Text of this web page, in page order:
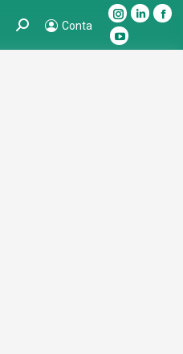
Search: Conta
Instagram
page
Linkedin
YouTube